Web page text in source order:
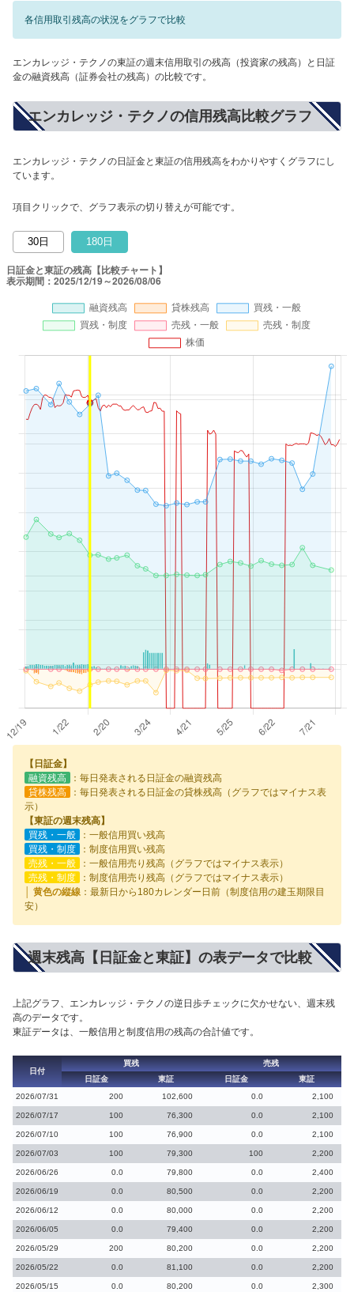
各信用取引残高の状況をグラフで比較
エンカレッジ・テクノの東証の週末信用取引の残高（投資家の残高）と日証
金の融資残高（証券会社の残高）の比較です。
エンカレッジ・テクノの信用残高比較グラフ
エンカレッジ・テクノの日証金と東証の信用残高をわかりやすくグラフにし
ています。
項目クリックで、グラフ表示の切り替えが可能です。
30日 180日
【日証金】
融資残高
：毎日発表される日証金の融資残高
貸株残高
：毎日発表される日証金の貸株残高（グラフではマイナス表
示）
【東証の週末残高】
買残・一般
：一般信用買い残高
買残・制度
：制度信用買い残高
売残・一般
：一般信用売り残高（グラフではマイナス表示）
売残・制度
：制度信用売り残高（グラフではマイナス表示）
│ 黄色の縦線 ：最新日から180カレンダー日前（制度信用の建玉期限目
安）
週末残高【日証金と東証】の表データで比較
上記グラフ、エンカレッジ・テクノの逆日歩チェックに欠かせない、週末残
高のデータです。
東証データは、一般信用と制度信用の残高の合計値です。
日付
買残
売残
日証金
東証 日証金
東証
2026/07/31
200 102,600 0.0 2,100
2026/07/17 100 76,300 0.0 2,100
2026/07/10 100 76,900 0.0 2,100
2026/07/03 100 79,300 100 2,200
2026/06/26 0.0 79,800 0.0 2,400
2026/06/19 0.0 80,500 0.0 2,200
2026/06/12 0.0 80,000 0.0 2,200
2026/06/05 0.0 79,400 0.0 2,200
2026/05/29 200 80,200 0.0 2,200
2026/05/22 0.0 81,100 0.0 2,200
2026/05/15 0.0 80,200 0.0 2,300